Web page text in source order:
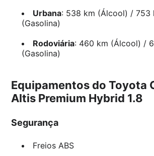
Urbana: 538 km (Álcool) / 753
(Gasolina)
Rodoviária: 460 km (Álcool) /
(Gasolina)
Equipamentos do Toyota
Altis Premium Hybrid 1.8
Segurança
Freios ABS